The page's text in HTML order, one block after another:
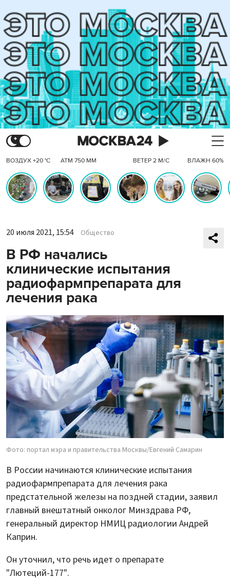
ВОЗДУХ +20 °C АТМ 750 ММ ВЕТЕР 2 М/С ВЛАЖН 60%
20 июля 2021, 15:54 Общество
В РФ начались
клинические испытания
радиофармпрепарата для
лечения рака
Фото: портал мэра и правительства Москвы/Евгений Самарин
В России начинаются клинические испытания
радиофармпрепарата для лечения рака
предстательной железы на поздней стадии, заявил
главный внештатный онколог Минздрава РФ,
генеральный директор НМИЦ радиологии Андрей
Каприн.
Он уточнил, что речь идет о препарате
"Лютеций-177".